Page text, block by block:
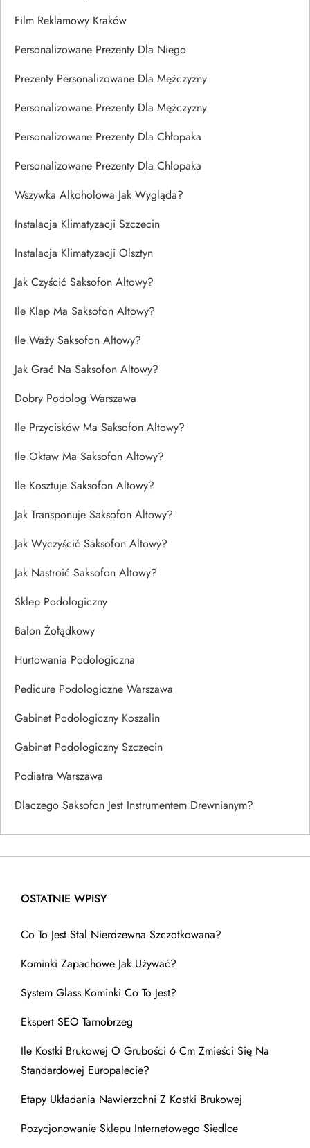
Film Reklamowy Kraków
Personalizowane Prezenty Dla Niego
Prezenty Personalizowane Dla Mężczyzny
Personalizowane Prezenty Dla Mężczyzny
Personalizowane Prezenty Dla Chłopaka
Personalizowane Prezenty Dla Chlopaka
Wszywka Alkoholowa Jak Wygląda?
Instalacja Klimatyzacji Szczecin
Instalacja Klimatyzacji Olsztyn
Jak Czyścić Saksofon Altowy?
Ile Klap Ma Saksofon Altowy?
Ile Waży Saksofon Altowy?
Jak Grać Na Saksofon Altowy?
Dobry Podolog Warszawa
Ile Przycisków Ma Saksofon Altowy?
Ile Oktaw Ma Saksofon Altowy?
Ile Kosztuje Saksofon Altowy?
Jak Transponuje Saksofon Altowy?
Jak Wyczyścić Saksofon Altowy?
Jak Nastroić Saksofon Altowy?
Sklep Podologiczny
Balon Żołądkowy
Hurtowania Podologiczna
Pedicure Podologiczne Warszawa
Gabinet Podologiczny Koszalin
Gabinet Podologiczny Szczecin
Podiatra Warszawa
Dlaczego Saksofon Jest Instrumentem Drewnianym?
OSTATNIE WPISY
Co To Jest Stal Nierdzewna Szczotkowana?
Kominki Zapachowe Jak Używać?
System Glass Kominki Co To Jest?
Ekspert SEO Tarnobrzeg
Ile Kostki Brukowej O Grubości 6 Cm Zmieści Się Na
Standardowej Europalecie?
Etapy Układania Nawierzchni Z Kostki Brukowej
Pozycjonowanie Sklepu Internetowego Siedlce